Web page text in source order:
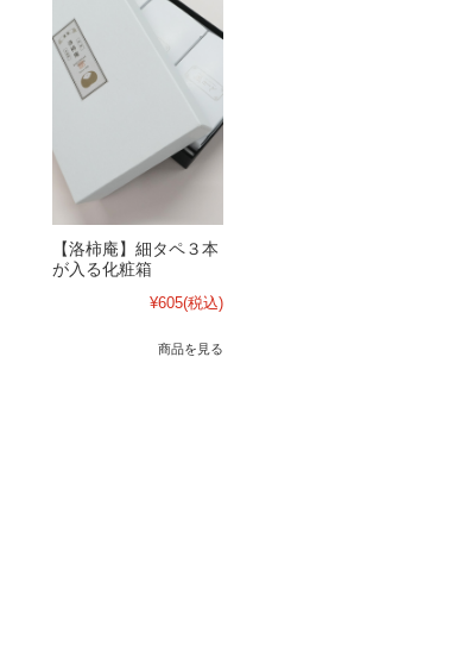
【洛柿庵】細タペ３本
が入る化粧箱
¥605(税込)
商品を見る